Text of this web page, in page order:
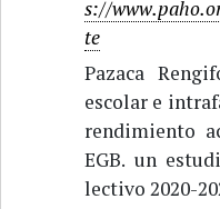
s://
te
Pazaca
escolar e
rendimiento
EGB. un
lectivo 2020-